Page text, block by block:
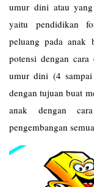
umur dini atau
yaitu pendidikan
peluang pada anak
potensi dengan
umur dini (4
dengan tujuan buat
anak dengan
pengembangan